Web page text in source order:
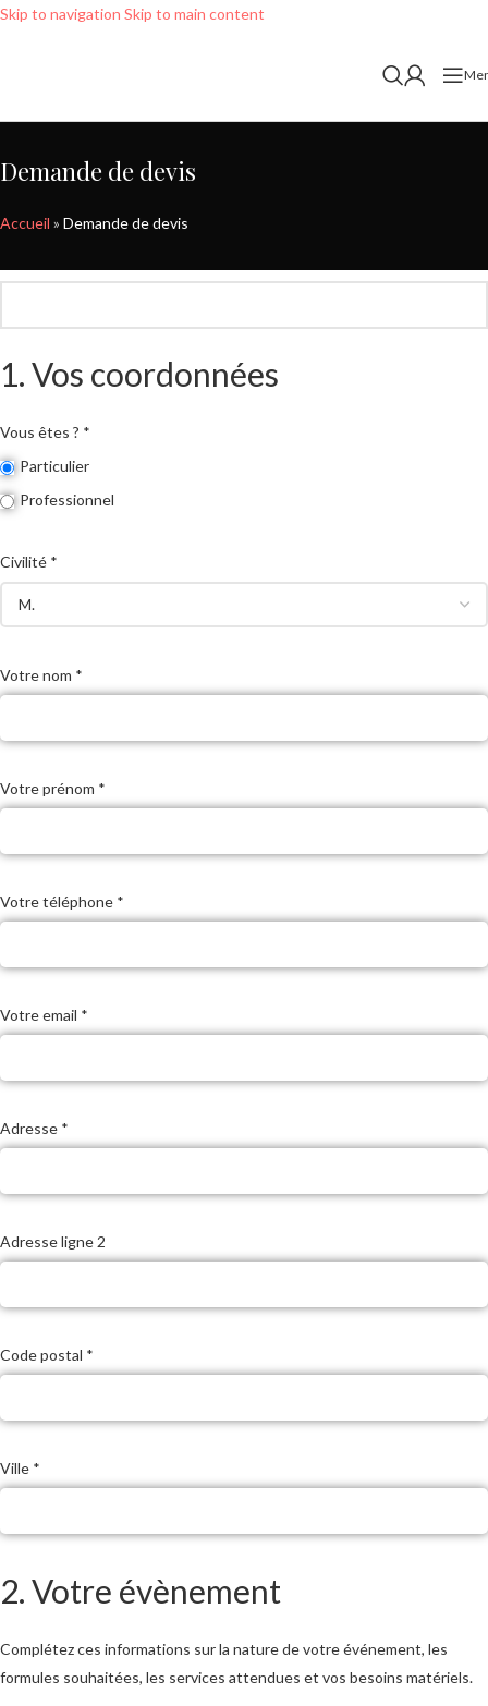
Skip to navigation Skip to main content
Demande de devis
Accueil » Demande de devis
1. Vos coordonnées
Vous êtes ? *
Particulier
Professionnel
Civilité *
Votre nom *
Votre prénom *
Votre téléphone *
Votre email *
Adresse *
Adresse ligne 2
Code postal *
Ville *
2. Votre évènement
Complétez ces informations sur la nature de votre événement, les
formules souhaitées, les services attendues et vos besoins matériels.